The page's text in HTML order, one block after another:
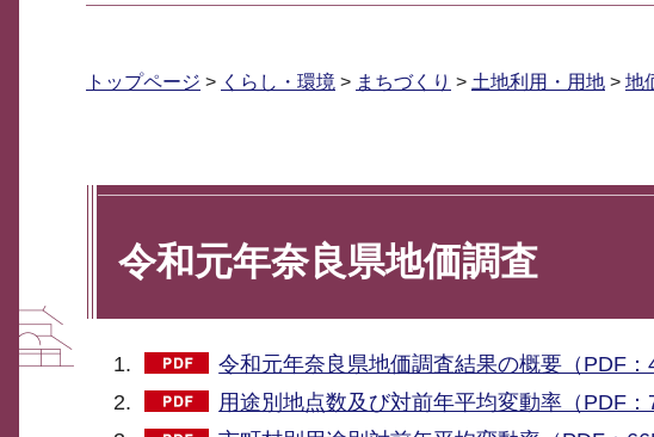
トップページ > くらし・環境 > まちづくり > 土地利用・用地 > 地
令和元年奈良県地価調査
令和元年奈良県地価調査結果の概要（PDF：
用途別地点数及び対前年平均変動率（PDF：